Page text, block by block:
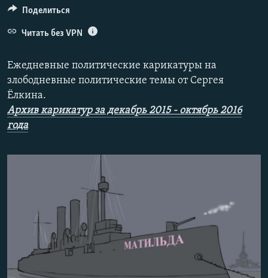
главной
навигации
поиску
КАРТА ВОЕННЫХ ОБЪЕКТОВ КРЫМА
11 ЛЕТ ОККУПАЦИИ КРЫМА. 11 ИСТОРИЙ СОПРОТИВЛЕНИЯ
ИСТОРИЯ
ЕЩЕ
ИНФОГРАФИКА
ТЕЛЕПРОЕКТ КРЫМ.РЕАЛИИ
СОВЕТЫ ПРАВОЗАЩИТНИКОВ
КРЫМ.НЕПОКОРЕННЫЙ
УКРАИНСКАЯ ПРОБЛЕМА КРЫМА
КАК ОБОЙТИ БЛОКИРОВКУ
Українською
Qırımtatar
Все сайты RFE/RL
Ежедневные политические карикатуры на
злободневные политические темы от Сергея
Ёлкина.
Архив карикатур за декабрь 2015 - октябрь 2016
года
Поделиться
Читать без VPN